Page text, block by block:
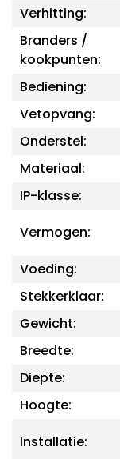
Verhitting:
Branders /
kookpunten:
Bediening:
Vetopvang:
Onderstel:
Materiaal:
IP-klasse:
Vermogen:
Voeding:
Stekkerklaar:
Gewicht:
Breedte:
Diepte:
Hoogte:
Installatie: